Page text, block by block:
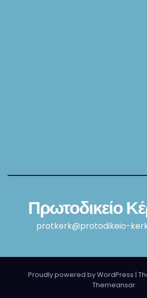
Πρωτοδικείο
protkerk@protodikeio-
Proudly powered by WordPress |
Themeansar.